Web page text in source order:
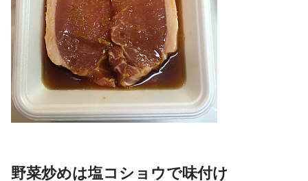
野菜炒めは塩コショウで味付け